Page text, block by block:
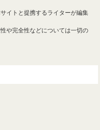
イトと提携するライターが編集
や完全性などについては一切の